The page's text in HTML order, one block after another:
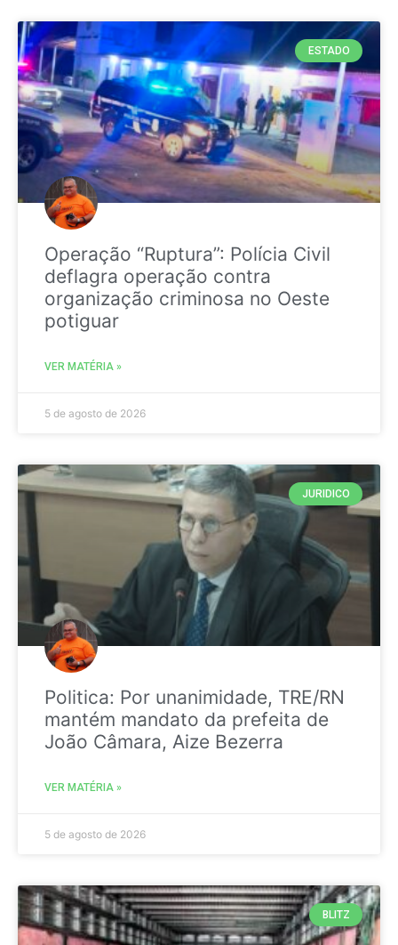
ESTADO
Operação “Ruptura”: Polícia Civil
deflagra operação contra
organização criminosa no Oeste
potiguar
VER MATÉRIA »
5 de agosto de 2026
JURIDICO
Politica: Por unanimidade, TRE/RN
mantém mandato da prefeita de
João Câmara, Aize Bezerra
VER MATÉRIA »
5 de agosto de 2026
BLITZ